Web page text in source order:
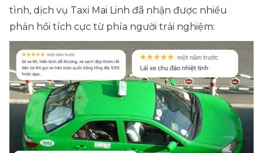
tình, dịch vụ Taxi Mai Linh đã nhận được nhiều
phản hồi tích cực từ phía người trải nghiệm: